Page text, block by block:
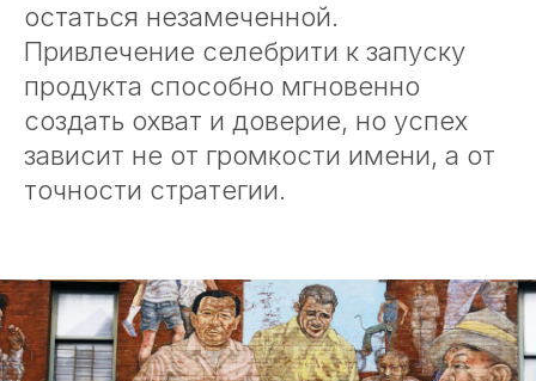
остаться незамеченной.
Привлечение селебрити к запуску
продукта способно мгновенно
создать охват и доверие, но успех
зависит не от громкости имени, а от
точности стратегии.